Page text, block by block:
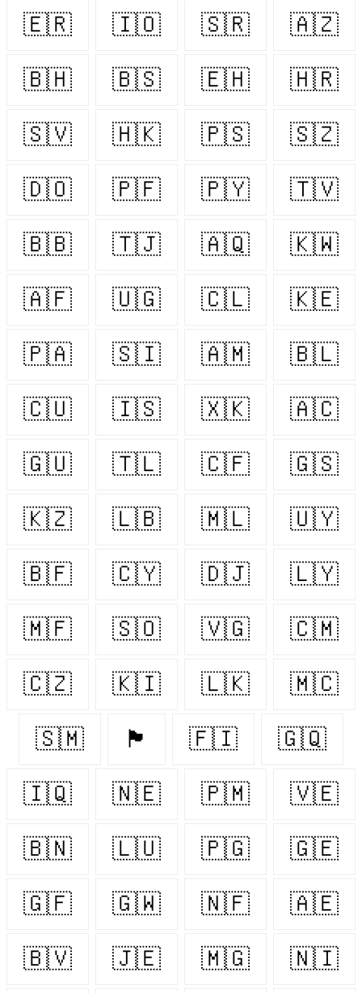
🇪🇷 🇮🇴 🇸🇷 🇦🇿
🇧🇭 🇧🇸 🇪🇭 🇭🇷
🇸🇻 🇭🇰 🇵🇸 🇸🇿
🇩🇴 🇵🇫 🇵🇾 🇹🇻
🇧🇧 🇹🇯 🇦🇶 🇰🇼
🇦🇫 🇺🇬 🇨🇱 🇰🇪
🇵🇦 🇸🇮 🇦🇲 🇧🇱
🇨🇺 🇮🇸 🇽🇰 🇦🇨
🇬🇺 🇹🇱 🇨🇫 🇬🇸
🇰🇿 🇱🇧 🇲🇱 🇺🇾
🇧🇫 🇨🇾 🇩🇯 🇱🇾
🇲🇫 🇸🇴 🇻🇬 🇨🇲
🇨🇿 🇰🇮 🇱🇰 🇲🇨
🇸🇲 🏴󠁧󠁢󠁷󠁬󠁳󠁿 🇫🇮 🇬🇶
🇮🇶 🇳🇪 🇵🇲 🇻🇪
🇧🇳 🇱🇺 🇵🇬 🇬🇪
🇬🇫 🇬🇼 🇳🇫 🇦🇪
🇧🇻 🇯🇪 🇲🇬 🇳🇮